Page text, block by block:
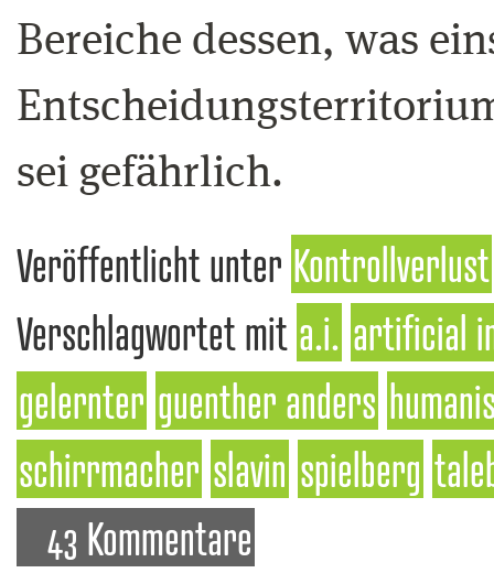
Bereiche dessen, was
sei gefährlich.
Veröffentlicht unter Kontrollverlust
Verschlagwortet mit a.i. artificial
gelernter guenther anders
schirrmacher slavin spielberg
43 Kommentare